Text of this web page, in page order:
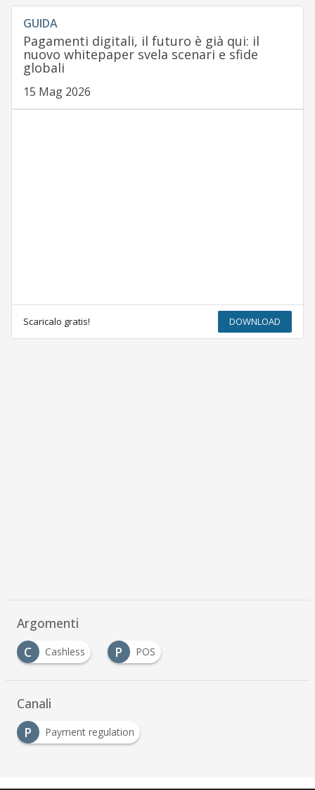
GUIDA
Pagamenti digitali, il futuro è già qui: il
nuovo whitepaper svela scenari e sfide
globali
15 Mag 2026
Scaricalo gratis! DOWNLOAD
Argomenti
C
Cashless P POS
Canali
P
Payment regulation